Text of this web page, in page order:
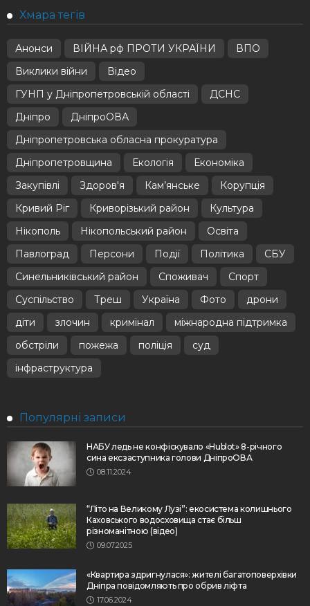
Хмара тегів
Анонси ВІЙНА рф ПРОТИ УКРАЇНИ
ВПО
Виклики війни
Відео
ГУНП у Дніпропетровській області
ДСНС
Дніпро
ДніпроОВА
Дніпропетровська обласна прокуратура
Дніпропетровщина
Екологія
Економіка
Закупівлі
Здоров'я Кам’янське
Корупція
Кривий Ріг
Криворізький район
Культура
Нікополь
Нікопольський район
Освіта
Павлоград
Персони Події Політика
СБУ
Синельниківський район
Споживач
Спорт
Суспільство
Треш Україна Фото
дрони
діти
злочин кримінал
міжнародна підтримка
обстріли
пожежа поліція
суд
інфраструктура
Популярні записи
НАБУ ледь не конфіскувало «Hublot» 8-річного
сина ексзаступника голови ДніпроОВА
08.11.2024
“Літо на Великому Лузі”: екосистема колишнього
Каховського водосховища стає більш
різноманітною (відео)
09.07.2025
«Квартира здригнулася»: жителі багатоповерхівки
Дніпра повідомляють про обрив ліфта
17.06.2024